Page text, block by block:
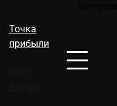
содержимому
Точка
прибыли